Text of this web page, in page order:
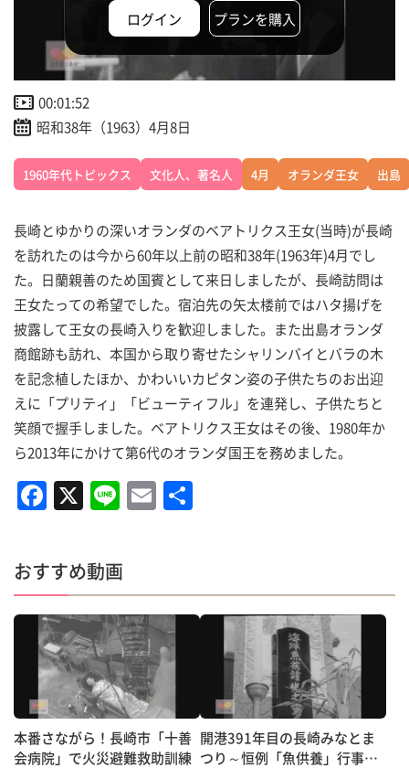
ログイン プランを購入
00:01:52
昭和38年（1963）4月8日
1960年代トピックス 文化人、著名人 4月 オランダ王女 出島
長崎とゆかりの深いオランダのベアトリクス王女(当時)が長崎
を訪れたのは今から60年以上前の昭和38年(1963年)4月でし
た。日蘭親善のため国賓として来日しましたが、長崎訪問は
王女たっての希望でした。宿泊先の矢太楼前ではハタ揚げを
披露して王女の長崎入りを歓迎しました。また出島オランダ
商館跡も訪れ、本国から取り寄せたシャリンバイとバラの木
を記念植したほか、かわいいカピタン姿の子供たちのお出迎
えに「プリティ」「ビューティフル」を連発し、子供たちと
笑顔で握手しました。ベアトリクス王女はその後、1980年か
ら2013年にかけて第6代のオランダ国王を務めました。
F
a
c
e
b
o
o
k
X Li
n
e
E
m
l
おすすめ動画
本番さながら！長崎市「十善
会病院」で火災避難救助訓練
開港391年目の長崎みなとま
つり～恒例「魚供養」行事